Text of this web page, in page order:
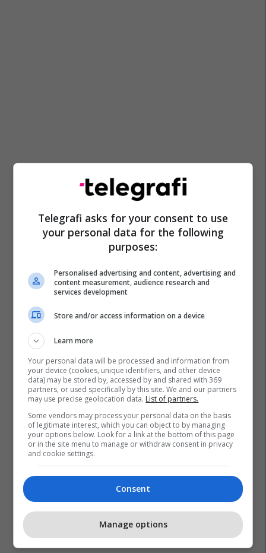
Ferizaj Policia E Kosovës
Telegrafi asks for your consent to use
your personal data for the following
purposes:
Personalised advertising and content, advertising and
content measurement, audience research and
services development
Store and/or access information on a device
Learn more
Your personal data will be processed and information from
your device (cookies, unique identifiers, and other device
data) may be stored by, accessed by and shared with 369
partners, or used specifically by this site. We and our partners
may use precise geolocation data. List of partners.
Some vendors may process your personal data on the basis
of legitimate interest, which you can object to by managing
your options below. Look for a link at the bottom of this page
or in the site menu to manage or withdraw consent in privacy
and cookie settings.
Consent
Manage options